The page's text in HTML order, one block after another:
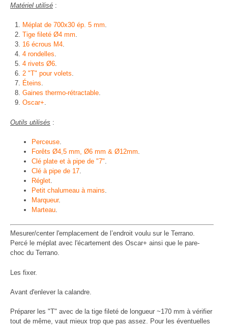
Matériel utilisé :
Méplat de 700x30 ép. 5 mm.
Tige fileté Ø4 mm.
16 écrous M4.
4 rondelles.
4 rivets Ø6.
2 "T" pour volets.
Éteins.
Gaines thermo-rétractable.
Oscar+.
Outils utilisés :
Perceuse
Forêts Ø4,5 mm, Ø6 mm & Ø12mm
Clé plate et à pipe de "7"
Clé à pipe de 17
Réglet
Petit chalumeau à mains
Marqueur.
Marteau
Mesurer/center l'emplacement de l’endroit voulu sur le Terrano.
Percé le méplat avec l'écartement des Oscar+ ainsi que le pare-
choc du Terrano.
Les fixer.
Avant d'enlever la calandre.
Préparer les "T" avec de la tige fileté de longueur ~170 mm à vérifier
tout de même, vaut mieux trop que pas assez. Pour les éventuelles